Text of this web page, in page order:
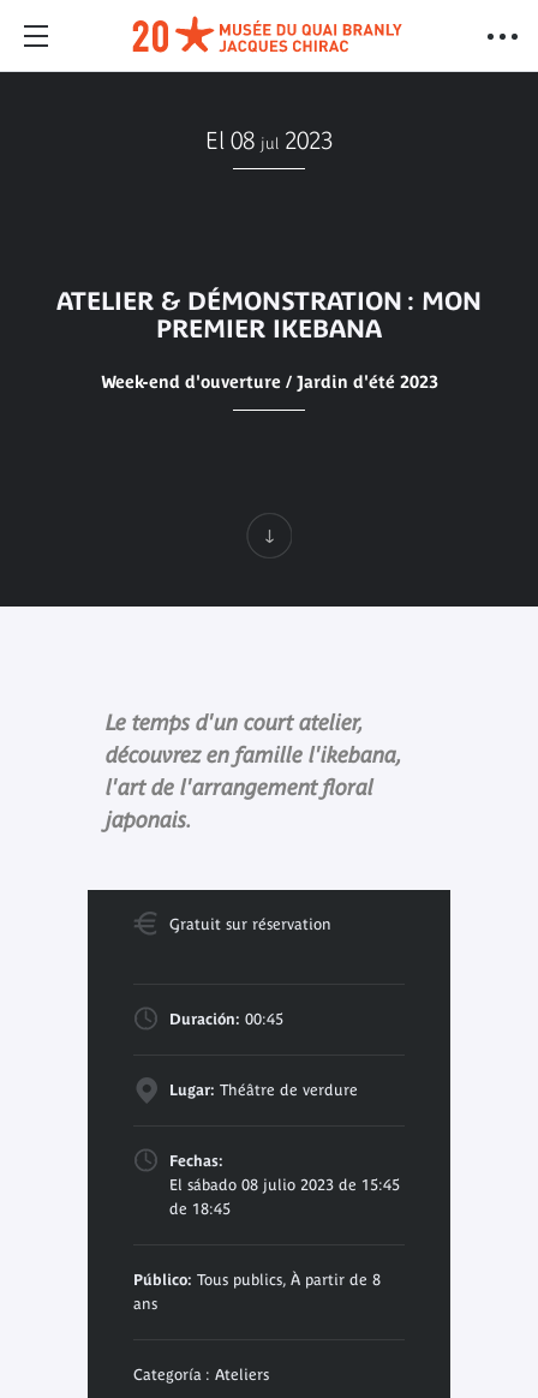
El 08 jul 2023
ATELIER & DÉMONSTRATION : MON
PREMIER IKEBANA
Week-end d'ouverture / Jardin d'été 2023
Le temps d'un court atelier,
découvrez en famille l'ikebana,
l'art de l'arrangement floral
japonais.
Gratuit sur réservation
Duración: 00:45
Lugar: Théâtre de verdure
Fechas:
El sábado 08 julio 2023 de 15:45
de 18:45
Público: Tous publics, À partir de 8
ans
Categoría : Ateliers